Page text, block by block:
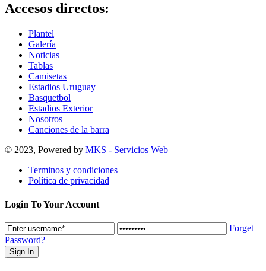
Accesos directos:
Plantel
Galería
Noticias
Tablas
Camisetas
Estadios Uruguay
Basquetbol
Estadios Exterior
Nosotros
Canciones de la barra
© 2023, Powered by MKS - Servicios Web
Terminos y condiciones
Política de privacidad
Login To Your Account
Forget
Password?